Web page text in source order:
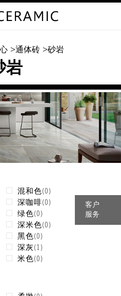
客户
服务
>通体砖 >砂岩
岩
混和色 (0)
深咖啡(0)
绿色 (0)
深米色 (0)
黑色 (0)
深灰(1 )
米色 (0)